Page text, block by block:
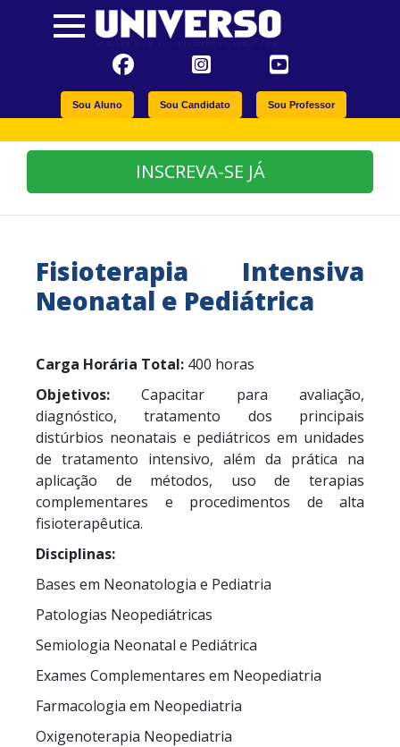
Sou Aluno Sou Candidato Sou Professor
INSCREVA-SE JÁ
Fisioterapia Intensiva
Neonatal e Pediátrica
Carga Horária Total: 400 horas
Objetivos: Capacitar para avaliação,
diagnóstico, tratamento dos principais
distúrbios neonatais e pediátricos em unidades
de tratamento intensivo, além da prática na
aplicação de métodos, uso de terapias
complementares e procedimentos de alta
fisioterapêutica.
Disciplinas:
Bases em Neonatologia e Pediatria
Patologias Neopediátricas
Semiologia Neonatal e Pediátrica
Exames Complementares em Neopediatria
Farmacologia em Neopediatria
Oxigenoterapia Neopediatria